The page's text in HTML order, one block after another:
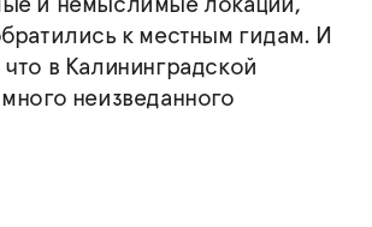
к местным гидам. И
в Калининградской
неизведанного